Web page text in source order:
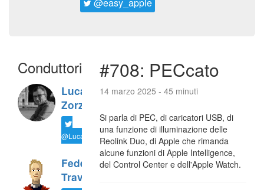
Conduttori
Luca
Zorzi
@LucaTNT
Federico
Travaini
#708: PECcato
14 marzo 2025 - 45 minuti
Si parla di PEC, di caricatori USB, di
una funzione di illuminazione delle
Reolink Duo, di Apple che rimanda
alcune funzioni di Apple Intelligence,
del Control Center e dell'Apple Watch.